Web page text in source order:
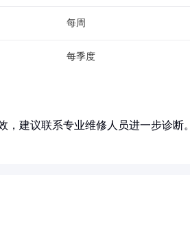
每周
每季度
建议联系专业维修人员进一步诊断。